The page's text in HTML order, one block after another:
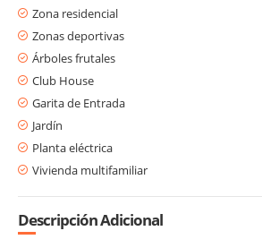
Zona residencial
Zonas deportivas
Árboles frutales
Club House
Garita de Entrada
Jardín
Planta eléctrica
Vivienda multifamiliar
Descripción Adicional